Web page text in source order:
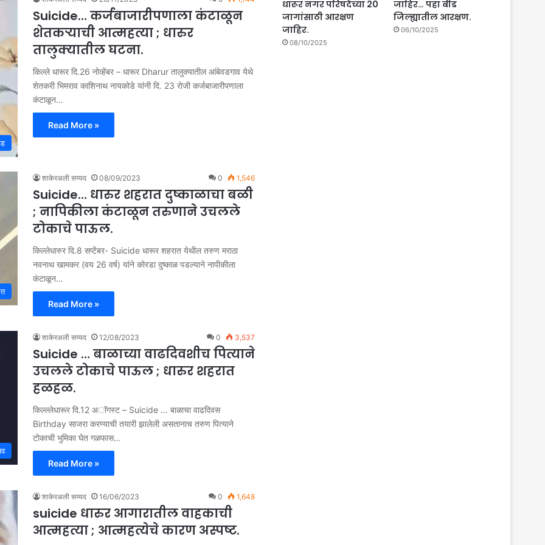
Suicide… कर्जबाजारीपणाला कंटाळून
शेतकऱ्याची आत्महत्या ; धारुर
तालुक्यातील घटना.
किल्ले धारूर दि.26 नोव्हेंबर – धारूर Dharur तालुक्यातील आंबेवडगाव येथे
शेतकरी भिमराव काशिनाथ नायकोडे यांनी दि. 23 रोजी कर्जबाजारीपणाला
कंटाळून…
Read More »
शाकेरअली सय्यद 08/09/2023 0 1,546
Suicide… धारुर शहरात दुष्काळाचा बळी
; नापिकीला कंटाळून तरुणाने उचलले
टोकाचे पाऊल.
किल्लेधारुर दि.8 सप्टेंबर- Suicide धारूर शहरात येथील तरुण मराठा
नवनाथ खामकर (वय 26 वर्ष) यांने कोरडा दुष्काळ पडल्याने नापीकीला
कंटाळून…
Read More »
शाकेरअली सय्यद 12/08/2023 0 3,537
Suicide … बाळाच्या वाढदिवशीच पित्याने
उचलले टोकाचे पाऊल ; धारुर शहरात
हळहळ.
किल्ल्लेधारूर दि.12 अॉगस्ट – Suicide … बाळाचा वाढदिवस
Birthday साजरा करण्याची तयारी झालेली असतानाच तरुण पित्याने
टोकाची भुमिका घेत गळफास…
Read More »
शाकेरअली सय्यद 16/06/2023 0 1,648
suicide धारुर आगारातील वाहकाची
आत्महत्या ; आत्महत्येचे कारण अस्पष्ट.
धारूर नगर परिषदेच्या 20
जागांसाठी आरक्षण
जाहिर.
08/10/2025
जाहिर… पहा बीड
जिल्ह्यातील आरक्षण.
06/10/2025